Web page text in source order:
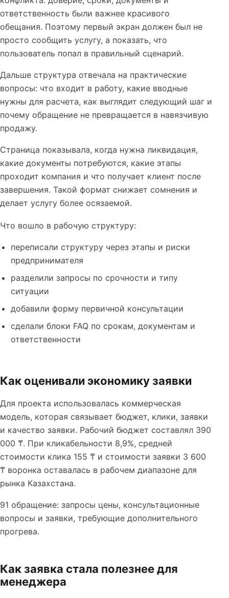
ответственность были важнее красивого
обещания. Поэтому первый экран должен был не
просто сообщить услугу, а показать, что
пользователь попал в правильный сценарий.
Дальше структура отвечала на практические
вопросы: что входит в работу, какие вводные
нужны для расчета, как выглядит следующий шаг и
почему обращение не превращается в навязчивую
продажу.
Страница показывала, когда нужна ликвидация,
какие документы потребуются, какие этапы
проходит компания и что получает клиент после
завершения. Такой формат снижает сомнения и
делает услугу более осязаемой.
Что вошло в рабочую структуру:
переписали структуру через этапы и риски
предпринимателя
разделили запросы по срочности и типу
ситуации
добавили форму первичной консультации
сделали блоки FAQ по срокам, документам и
ответственности
Как оценивали экономику заявки
Для проекта использовалась коммерческая
модель, которая связывает бюджет, клики, заявки
и качество заявки. Рабочий бюджет составлял 390
000 ₸. При кликабельности 8,9%, средней
стоимости клика 155 ₸ и стоимости заявки 3 600
₸ воронка оставалась в рабочем диапазоне для
рынка Казахстана.
91 обращение: запросы цены, консультационные
вопросы и заявки, требующие дополнительного
прогрева.
Как заявка стала полезнее для
менеджера